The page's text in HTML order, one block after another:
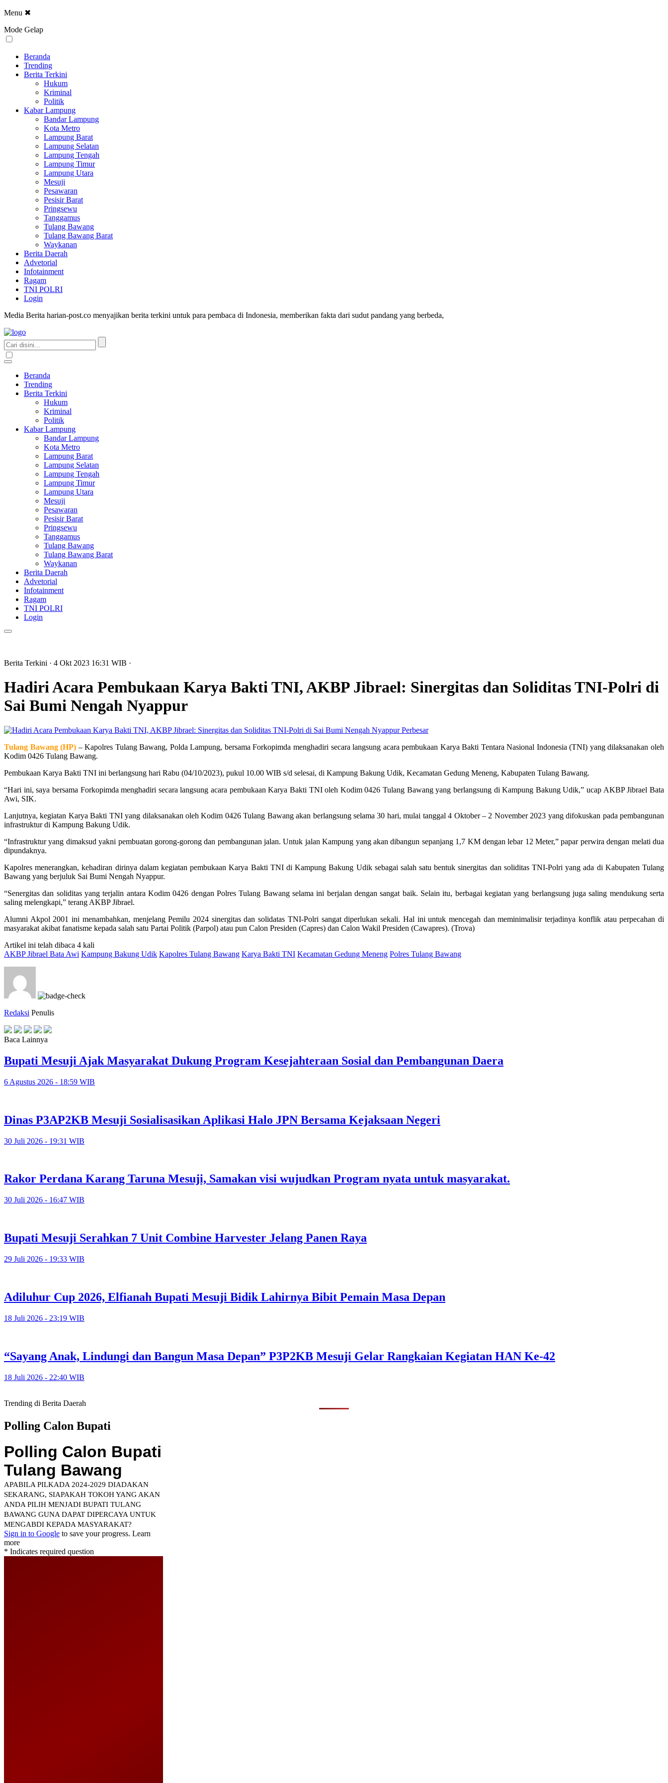
Menu ✖
Mode Gelap
Beranda
Trending
Berita Terkini
Hukum
Kriminal
Politik
Kabar Lampung
Bandar Lampung
Kota Metro
Lampung Barat
Lampung Selatan
Lampung Tengah
Lampung Timur
Lampung Utara
Mesuji
Pesawaran
Pesisir Barat
Pringsewu
Tanggamus
Tulang Bawang
Tulang Bawang Barat
Waykanan
Berita Daerah
Advetorial
Infotainment
Ragam
TNI POLRI
Login
Media Berita harian-post.co menyajikan berita terkini untuk para pembaca di Indonesia, memberikan fakta dari sudut pandang yang berbeda,
Beranda
Trending
Berita Terkini
Hukum
Kriminal
Politik
Kabar Lampung
Bandar Lampung
Kota Metro
Lampung Barat
Lampung Selatan
Lampung Tengah
Lampung Timur
Lampung Utara
Mesuji
Pesawaran
Pesisir Barat
Pringsewu
Tanggamus
Tulang Bawang
Tulang Bawang Barat
Waykanan
Berita Daerah
Advetorial
Infotainment
Ragam
TNI POLRI
Login
Berita Terkini · 4 Okt 2023 16:31 WIB ·
Hadiri Acara Pembukaan Karya Bakti TNI, AKBP Jibrael: Sinergitas dan Soliditas TNI-Polri di
Sai Bumi Nengah Nyappur
Perbesar
Tulang Bawang (HP) – Kapolres Tulang Bawang, Polda Lampung, bersama Forkopimda menghadiri secara langsung acara pembukaan Karya Bakti Tentara Nasional Indonesia (TNI) yang dilaksanakan oleh
Kodim 0426 Tulang Bawang.
Pembukaan Karya Bakti TNI ini berlangsung hari Rabu (04/10/2023), pukul 10.00 WIB s/d selesai, di Kampung Bakung Udik, Kecamatan Gedung Meneng, Kabupaten Tulang Bawang.
“Hari ini, saya bersama Forkopimda menghadiri secara langsung acara pembukaan Karya Bakti TNI oleh Kodim 0426 Tulang Bawang yang berlangsung di Kampung Bakung Udik,” ucap AKBP Jibrael Bata
Awi, SIK.
Lanjutnya, kegiatan Karya Bakti TNI yang dilaksanakan oleh Kodim 0426 Tulang Bawang akan berlangsung selama 30 hari, mulai tanggal 4 Oktober – 2 November 2023 yang difokuskan pada pembangunan
infrastruktur di Kampung Bakung Udik.
“Infrastruktur yang dimaksud yakni pembuatan gorong-gorong dan pembangunan jalan. Untuk jalan Kampung yang akan dibangun sepanjang 1,7 KM dengan lebar 12 Meter,” papar perwira dengan melati dua
dipundaknya.
Kapolres menerangkan, kehadiran dirinya dalam kegiatan pembukaan Karya Bakti TNI di Kampung Bakung Udik sebagai salah satu bentuk sinergitas dan soliditas TNI-Polri yang ada di Kabupaten Tulang
Bawang yang berjuluk Sai Bumi Nengah Nyappur.
“Senergitas dan soliditas yang terjalin antara Kodim 0426 dengan Polres Tulang Bawang selama ini berjalan dengan sangat baik. Selain itu, berbagai kegiatan yang berlangsung juga saling mendukung serta
saling melengkapi,” terang AKBP Jibrael.
Alumni Akpol 2001 ini menambahkan, menjelang Pemilu 2024 sinergitas dan solidatas TNI-Polri sangat diperlukan sekali. Hal ini untuk mencegah dan meminimalisir terjadinya konflik atau perpecahan di
masyarakat akibat fanatisme kepada salah satu Partai Politik (Parpol) atau pun Calon Presiden (Capres) dan Calon Wakil Presiden (Cawapres). (Trova)
Artikel ini telah dibaca 4 kali
AKBP Jibrael Bata Awi Kampung Bakung Udik Kapolres Tulang Bawang Karya Bakti TNI Kecamatan Gedung Meneng Polres Tulang Bawang
Redaksi Penulis
Baca Lainnya
Bupati Mesuji Ajak Masyarakat Dukung Program Kesejahteraan Sosial dan Pembangunan Daera
6 Agustus 2026 - 18:59 WIB
Dinas P3AP2KB Mesuji Sosialisasikan Aplikasi Halo JPN Bersama Kejaksaan Negeri
30 Juli 2026 - 19:31 WIB
Rakor Perdana Karang Taruna Mesuji, Samakan visi wujudkan Program nyata untuk masyarakat.
30 Juli 2026 - 16:47 WIB
Bupati Mesuji Serahkan 7 Unit Combine Harvester Jelang Panen Raya
29 Juli 2026 - 19:33 WIB
Adiluhur Cup 2026, Elfianah Bupati Mesuji Bidik Lahirnya Bibit Pemain Masa Depan
18 Juli 2026 - 23:19 WIB
“Sayang Anak, Lindungi dan Bangun Masa Depan” P3P2KB Mesuji Gelar Rangkaian Kegiatan HAN Ke-42
18 Juli 2026 - 22:40 WIB
Trending di Berita Daerah
Polling Calon Bupati